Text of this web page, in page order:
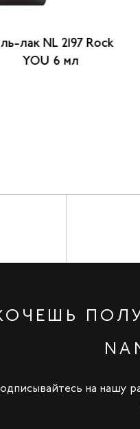
лак NL 2197 Rock
YOU 6 мл
на нашу